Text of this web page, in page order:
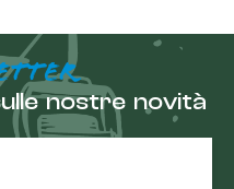
nostre novità